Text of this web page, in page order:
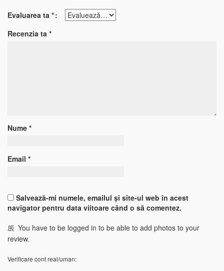
Evaluarea ta *
Recenzia ta *
Nume *
Email *
Salvează-mi numele, emailul și site-ul web în acest
navigator pentru data viitoare când o să comentez.
You have to be logged in to be able to add photos to your
review.
Verificare cont real/uman: